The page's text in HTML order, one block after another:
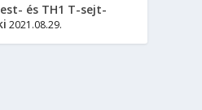
és TH1 T-sejt-
2021.08.29.